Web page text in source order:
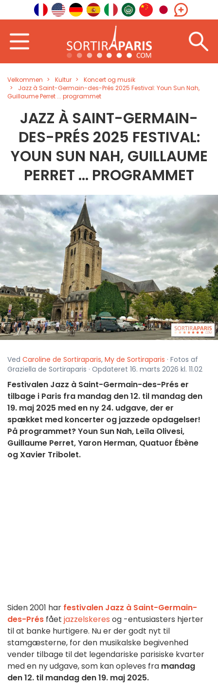
Velkommen Kultur
Koncert og musik
Jazz à Saint-Germain-des-Prés 2025 Festival: Youn Sun Nah,
Guillaume Perret ... programmet
JAZZ À SAINT-GERMAIN-
DES-PRÉS 2025 FESTIVAL:
YOUN SUN NAH, GUILLAUME
PERRET ... PROGRAMMET
Ved Caroline de Sortiraparis, My de Sortiraparis · Fotos af
Graziella de Sortiraparis · Opdateret 16. marts 2026 kl. 11.02
Festivalen Jazz à Saint-Germain-des-Prés er
tilbage i Paris fra mandag den 12. til mandag den
19. maj 2025 med en ny 24. udgave, der er
spækket med koncerter og jazzede opdagelser!
På programmet? Youn Sun Nah, Leïla Olivesi,
Guillaume Perret, Yaron Herman, Quatuor Ébène
og Xavier Tribolet.
Siden 2001 har festivalen Jazz à Saint-Germain-
des-Prés fået jazzelskeres og -entusiasters hjerter
til at banke hurtigere. Nu er der godt nyt til
stamgæsterne, for den musikalske begivenhed
vender tilbage til det legendariske parisiske kvarter
med en ny udgave, som kan opleves fra mandag
den 12. til mandag den 19. maj 2025.